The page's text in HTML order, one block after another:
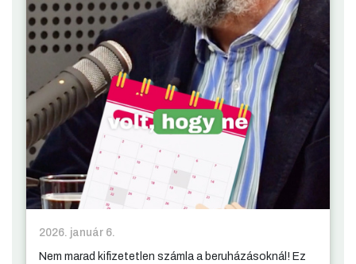
2026. január 6.
Nem marad kifizetetlen számla a beruházásoknál! Ez